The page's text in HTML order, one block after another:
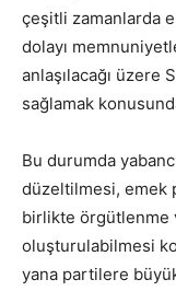
çeşitli zamanlarda
dolayı
anlaşılacağı üzere
sağlamak
Bu durumda
düzeltilmesi, emek
birlikte örgütlenme
oluşturulabilmesi
yana partilere